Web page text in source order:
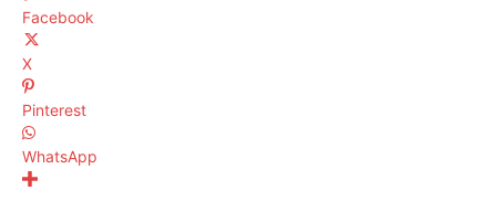
Facebook
X
Pinterest
WhatsApp